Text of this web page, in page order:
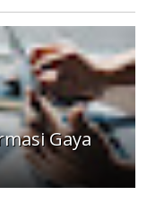
Gaya